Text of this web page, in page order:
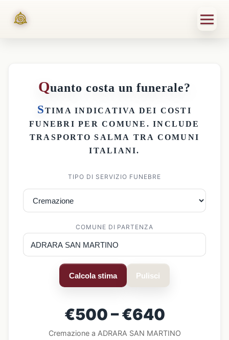
Quanto costa un funerale?
STIMA INDICATIVA DEI COSTI
FUNEBRI PER COMUNE . INCLUDE
TRASPORTO SALMA TRA COMUNI
ITALIANI.
TIPO DI SERVIZIO FUNEBRE
COMUNE DI PARTENZA
Calcola stima Pulisci
€500 – €640
Cremazione a ADRARA SAN MARTINO